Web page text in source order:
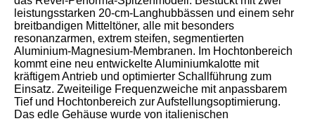
leistungsstarken 20-cm-Langhubbässen und einem sehr
breitbandigen Mitteltöner, alle mit besonders
resonanzarmen, extrem steifen, segmentierten
Aluminium-Magnesium-Membranen. Im Hochtonbereich
kommt eine neu entwickelte Aluminiumkalotte mit
kräftigem Antrieb und optimierter Schallführung zum
Einsatz. Zweiteilige Frequenzweiche mit anpassbarem
Tief und Hochtonbereich zur Aufstellungsoptimierung.
Das edle Gehäuse wurde von italienischen